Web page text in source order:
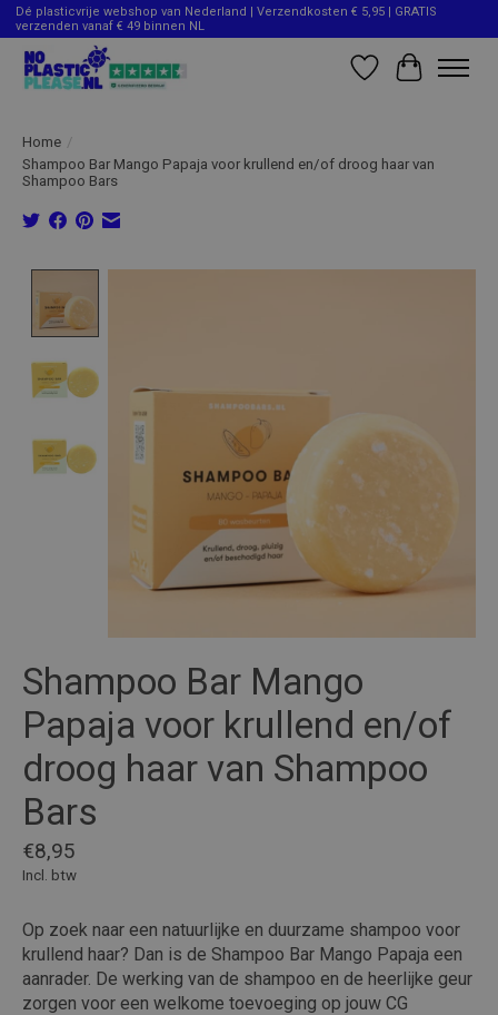
Dé plasticvrije webshop van Nederland | Verzendkosten € 5,95 | GRATIS
verzenden vanaf € 49 binnen NL
Verlanglijst
Home /
Shampoo Bar Mango Papaja voor krullend en/of droog haar van
Shampoo Bars
Shampoo Bar Mango
Papaja voor krullend en/of
droog haar van Shampoo
Bars
€8,95
Incl. btw
Op zoek naar een natuurlijke en duurzame shampoo voor
krullend haar? Dan is de Shampoo Bar Mango Papaja een
aanrader. De werking van de shampoo en de heerlijke geur
zorgen voor een welkome toevoeging op jouw CG